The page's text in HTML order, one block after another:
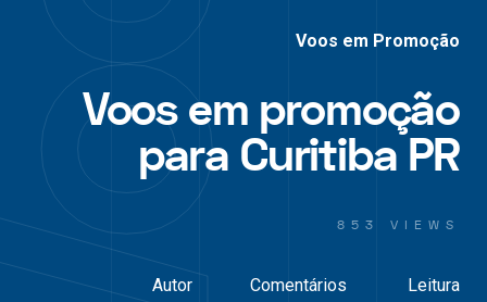
Voos em Promoção
Voos em promoção
para Curitiba PR
853 VIEWS
Autor
Comentários
Leitura